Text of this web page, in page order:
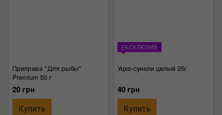
Приправа "Для рыбы"
Premium 50 г
20 грн
Купить
ЕКСКЛЮЗИВ
Уцхо-сунели целый 25г
40 грн
Купить